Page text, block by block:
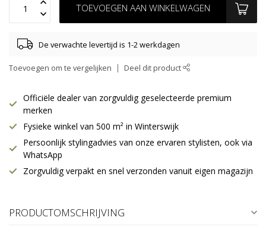
TOEVOEGEN AAN WINKELWAGEN
De verwachte levertijd is 1-2 werkdagen
Toevoegen om te vergelijken Deel dit product
Officiële dealer van zorgvuldig geselecteerde premium
merken
Fysieke winkel van 500 m² in Winterswijk
Persoonlijk stylingadvies van onze ervaren stylisten, ook via
WhatsApp
Zorgvuldig verpakt en snel verzonden vanuit eigen magazijn
PRODUCTOMSCHRIJVING